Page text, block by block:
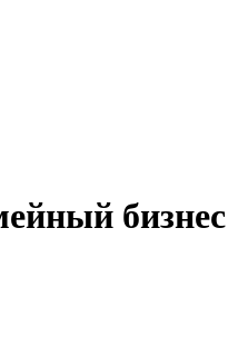
бизнес